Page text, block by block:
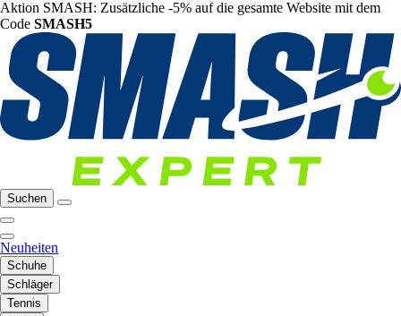
Aktion SMASH: Zusätzliche -5% auf die gesamte Website mit dem
Code SMASH5
Suchen
Neuheiten
Schuhe
Schläger
Tennis